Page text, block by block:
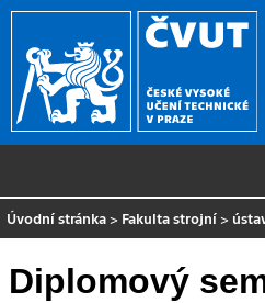
Úvodní stránka > Fakulta strojní >
Diplomový